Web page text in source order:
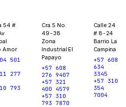
54 #
Amor
501
277
793
Cra 5 No.
49-38
Zona
Industrial El
Papayo
+57 608
276 9407
+57 321
400 4579
+57 310
793 7870
Calle 24
# 8-24
Barrio La
Campina
+57 608
634
3345
+57 310
354
7004